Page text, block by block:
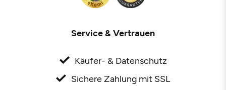
Service & Vertrauen
Käufer- & Datenschutz
Sichere Zahlung mit SSL